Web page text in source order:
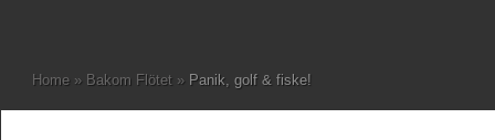
Home » Bakom Flötet » Panik, golf & fiske!